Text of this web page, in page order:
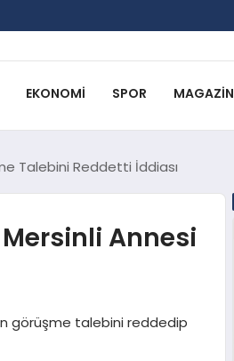
EKONOMI SPOR MAGAZIN
Talebini Reddetti İddiası
Annesi
görüşme talebini reddedip